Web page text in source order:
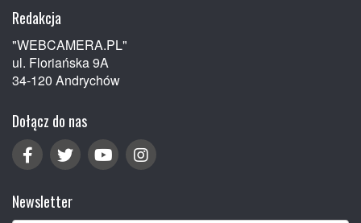
Redakcja
"WEBCAMERA.PL"
ul. Floriańska 9A
34-120 Andrychów
Dołącz do nas
Newsletter